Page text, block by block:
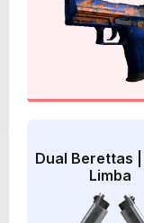
Dual Berettas
Limba